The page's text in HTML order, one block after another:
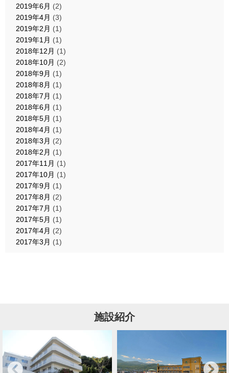
2019年6月 (2)
2019年4月 (3)
2019年2月 (1)
2019年1月 (1)
2018年12月 (1)
2018年10月 (2)
2018年9月 (1)
2018年8月 (1)
2018年7月 (1)
2018年6月 (1)
2018年5月 (1)
2018年4月 (1)
2018年3月 (2)
2018年2月 (1)
2017年11月 (1)
2017年10月 (1)
2017年9月 (1)
2017年8月 (2)
2017年7月 (1)
2017年5月 (1)
2017年4月 (2)
2017年3月 (1)
施設紹介